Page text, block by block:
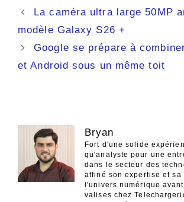
Navigation
des
La caméra ultra large 50MP
modèle Galaxy S26 +
Google se prépare à
et Android sous un même toit
Bryan
Fort d'une solide
qu'analyste pour une
dans le secteur des
affiné son expertise et sa
l'univers numérique
valises chez